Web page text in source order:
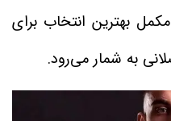
بهترین انتخاب برای
به شمار می‌رود.